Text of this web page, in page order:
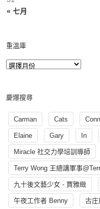
« 七月
重溫庫
慶爆搜尋
Carman Cats
Elaine Gary In
Miracle 社交力學培訓導師
Terry Wong 王總講軍事
九十後文藝少女 - 賈雅緻
午夜工作者 Benny 古庄